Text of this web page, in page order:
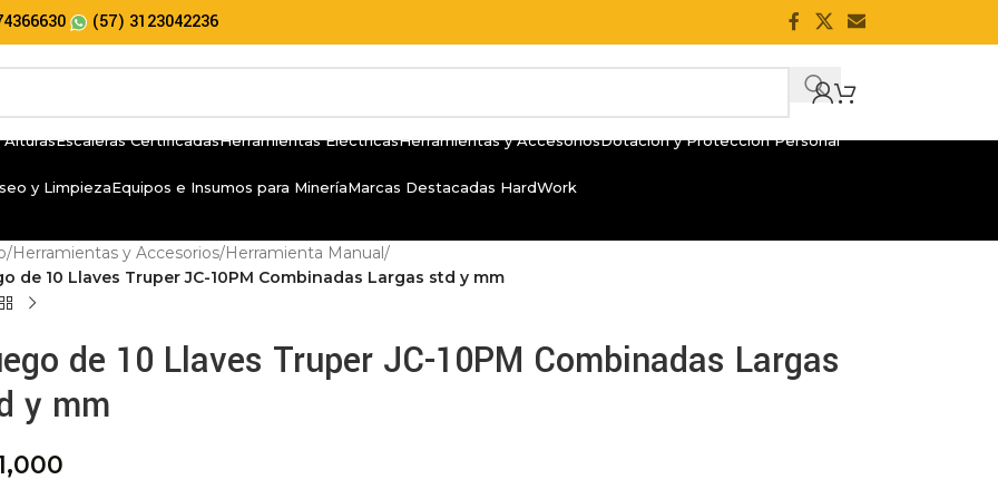
(57) 3123042236
Escaleras CertificadasHerramientas EléctricasHerramientas y AccesoriosDotación y Protección Personal
y LimpiezaEquipos e Insumos para MineríaMarcas Destacadas HardWork
/Herramientas y Accesorios/Herramienta Manual/
de 10 Llaves Truper JC-10PM Combinadas Largas std y mm
de 10 Llaves Truper JC-10PM Combinadas Largas
y mm